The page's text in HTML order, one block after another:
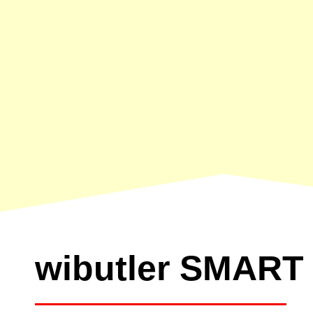
wibutler SMART